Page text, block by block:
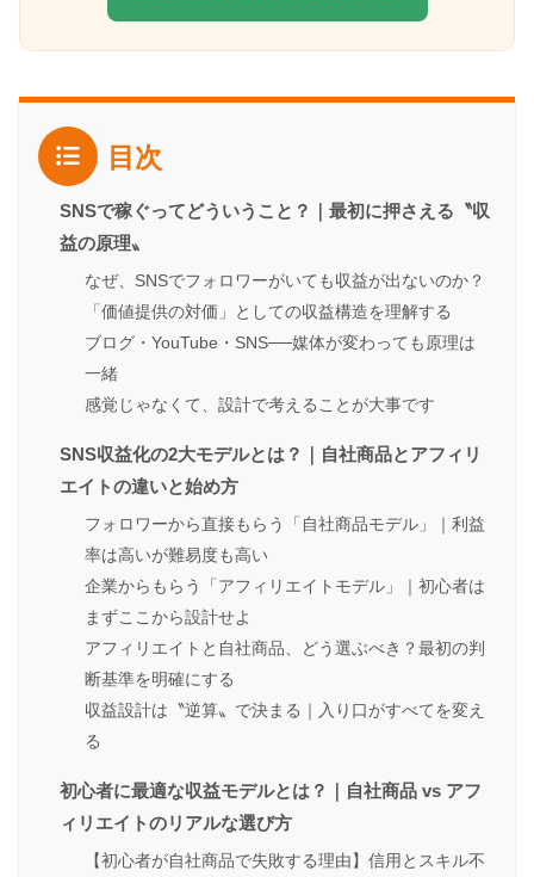
目次
SNSで稼ぐってどういうこと？｜最初に押さえる〝収
益の原理〟
なぜ、SNSでフォロワーがいても収益が出ないのか？
「価値提供の対価」としての収益構造を理解する
ブログ・YouTube・SNS──媒体が変わっても原理は
一緒
感覚じゃなくて、設計で考えることが大事です
SNS収益化の2大モデルとは？｜自社商品とアフィリ
エイトの違いと始め方
フォロワーから直接もらう「自社商品モデル」｜利益
率は高いが難易度も高い
企業からもらう「アフィリエイトモデル」｜初心者は
まずここから設計せよ
アフィリエイトと自社商品、どう選ぶべき？最初の判
断基準を明確にする
収益設計は〝逆算〟で決まる｜入り口がすべてを変え
る
初心者に最適な収益モデルとは？｜自社商品 vs アフ
ィリエイトのリアルな選び方
【初心者が自社商品で失敗する理由】信用とスキル不